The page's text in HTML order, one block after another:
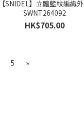
【SNIDEL】立體籃紋編織
SWNT264092
HK$705.00
5 »